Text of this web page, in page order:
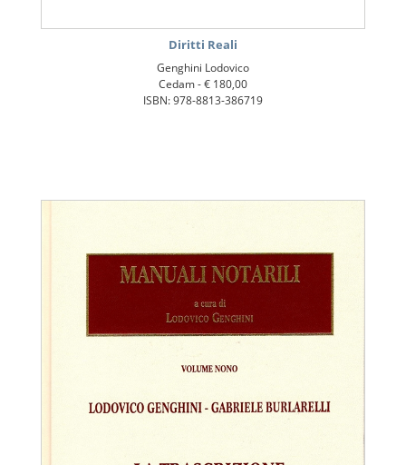
Diritti Reali
Genghini Lodovico
Cedam -€ 180,00
ISBN: 978-8813-386719